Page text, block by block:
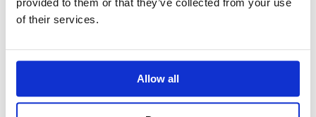
provided to them or that they’ve collected from your use
of their services.
Allow all
Российской Федерации, если это осуществляется на законных
основаниях и в предусмотренном российским законодательством
Пользователь уведомляется об этом Администрацией сайта.
допустить к персональным данным Пользователя третьих лиц (за
исключением п.п. 5.2, 5.3). Последним эта информация не должна
быть доступна даже случайно, дабы те не уничтожили её, не